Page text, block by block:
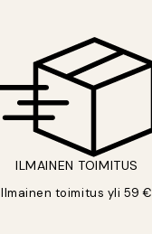
ILMAINEN TOIMITUS
Ilmainen toimitus yli 59 €